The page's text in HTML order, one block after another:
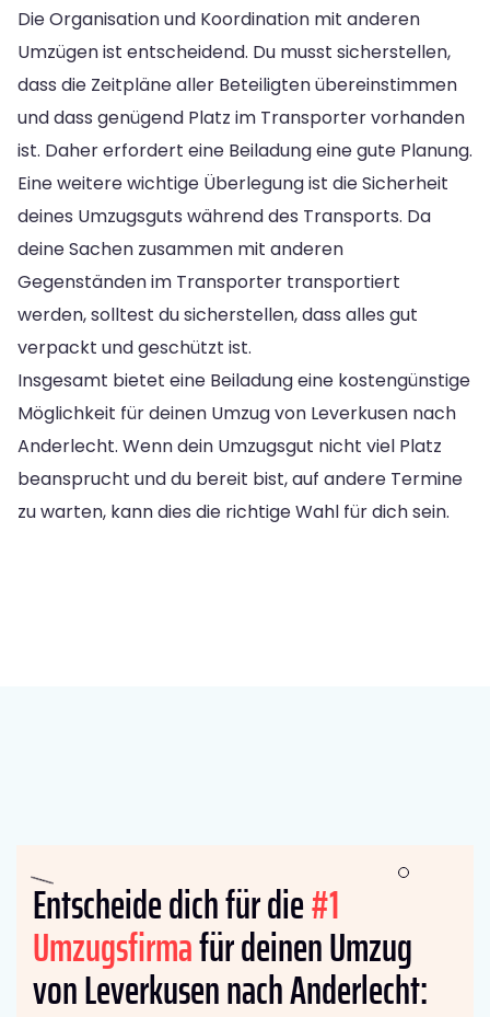
Die Organisation und Koordination mit anderen
Umzügen ist entscheidend. Du musst sicherstellen,
dass die Zeitpläne aller Beteiligten übereinstimmen
und dass genügend Platz im Transporter vorhanden
ist. Daher erfordert eine Beiladung eine gute Planung.
Eine weitere wichtige Überlegung ist die Sicherheit
deines Umzugsguts während des Transports. Da
deine Sachen zusammen mit anderen
Gegenständen im Transporter transportiert
werden, solltest du sicherstellen, dass alles gut
verpackt und geschützt ist.
Insgesamt bietet eine Beiladung eine kostengünstige
Möglichkeit für deinen Umzug von Leverkusen nach
Anderlecht. Wenn dein Umzugsgut nicht viel Platz
beansprucht und du bereit bist, auf andere Termine
zu warten, kann dies die richtige Wahl für dich sein.
Entscheide dich für die#1
Umzugsfirmafür deinen Umzug
von Leverkusen nach Anderlecht: